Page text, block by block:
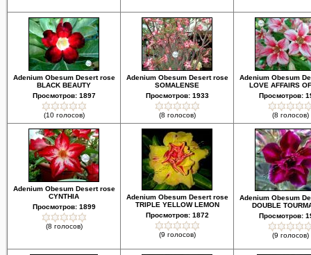
Adenium Obesum Desert rose
BLACK BEAUTY
Просмотров: 1897
(10 голосов)
Adenium Obesum Desert rose
SOMALENSE
Просмотров: 1933
(8 голосов)
Adenium Obesum
LOVE AFFAIRS
Просмотров:
(8 голосов)
Adenium Obesum Desert rose
CYNTHIA
Просмотров: 1899
(8 голосов)
Adenium Obesum Desert rose
TRIPLE YELLOW LEMON
Просмотров: 1872
(9 голосов)
Adenium Obesum
DOUBLE
Просмотров:
(9 голосов)